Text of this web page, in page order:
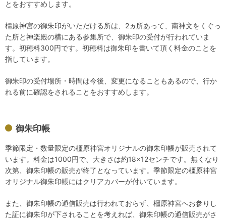
とをおすすめします。
橿原神宮の御朱印がいただける所は、2ヵ所あって、南神文をくぐっ
た所と神楽殿の横にある参集所で、御朱印の受付が行われていま
す。初穂料300円です。初穂料は御朱印を書いて頂く料金のことを
指しています。
御朱印の受付場所・時間は今後、変更になることもあるので、行か
れる前に確認をされることをおすすめします。
御朱印帳
季節限定・数量限定の橿原神宮オリジナルの御朱印帳が販売されて
います。料金は1000円で、大きさは約18×12センチです。無くなり
次第、御朱印帳の販売が終了となっています。季節限定の橿原神宮
オリジナル御朱印帳にはクリアカバーが付いています。
また、御朱印帳の通信販売は行われておらず、橿原神宮へお参りし
た証に御朱印が下されることを考えれば、御朱印帳の通信販売がさ